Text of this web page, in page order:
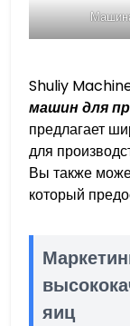
Shuliy
машин для
предлагает
для
Вы также
который
яиц